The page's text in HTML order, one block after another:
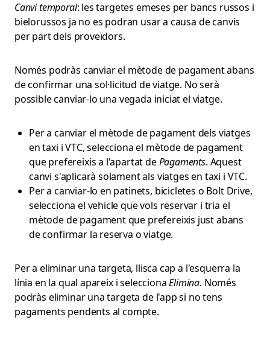
Canvi temporal: les targetes emeses per bancs russos i
bielorussos ja no es podran usar a causa de canvis
per part dels proveïdors.
Només podràs canviar el mètode de pagament abans
de confirmar una sol·licitud de viatge. No serà
possible canviar-lo una vegada iniciat el viatge.
Per a canviar el mètode de pagament dels viatges
en taxi i VTC, selecciona el mètode de pagament
que prefereixis a l'apartat dePagaments. Aquest
canvi s'aplicarà solament als viatges en taxi i VTC.
Per a canviar-lo en patinets, bicicletes o Bolt Drive,
selecciona el vehicle que vols reservar i tria el
mètode de pagament que prefereixis just abans
de confirmar la reserva o viatge.
Per a eliminar una targeta, llisca cap a l'esquerra la
línia en la qual apareix i seleccionaElimina. Només
podràs eliminar una targeta de l'app si no tens
pagaments pendents al compte.